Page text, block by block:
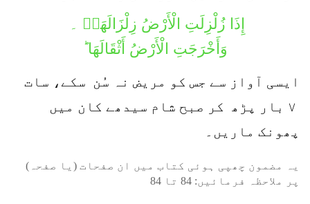
إِذَا زُلْزِلَتِ الْأَرْضُ زِلْزَالَهَاۙ ۔
وَأَخْرَجَتِ الْأَرْضُ أَثْقَالَهَا ؕ
ایسی آواز سے جس کو مریض نہ سُن سکے، سات
۷ بار پڑھ کر صبح شام سیدھے کان میں
پھونک ماریں۔
یہ مضمون چھپی ہوئی کتاب میں ان صفحات (یا صفحہ)
پر ملاحظہ فرمائیں: 84 تا 84